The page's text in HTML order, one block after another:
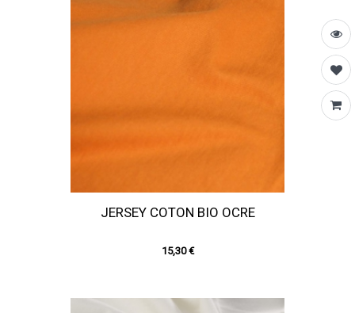
JERSEY COTON BIO OCRE
15,30 €